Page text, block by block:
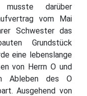
musste darüber
vom Mai
Schwester das
Grundstück
eine lebenslange
von Herrn O und
Ableben des O
Ausgehend von